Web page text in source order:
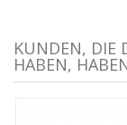
KUNDEN, DIE
HABEN,